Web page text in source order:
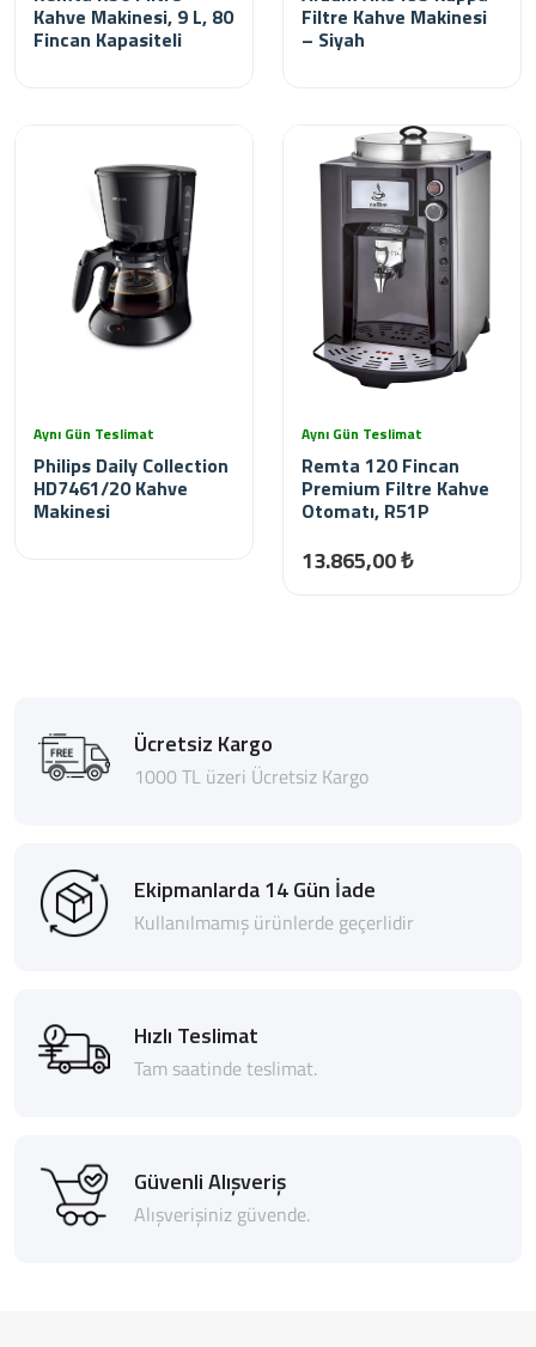
Kahve Makinesi, 9 L, 80
Fincan Kapasiteli
Filtre Kahve Makinesi
– Siyah
Aynı Gün Teslimat
Philips Daily Collection
HD7461/20 Kahve
Makinesi
Aynı Gün Teslimat
Remta 120 Fincan
Premium Filtre Kahve
Otomatı, R51P
13.865,00 ₺
Ücretsiz Kargo
1000 TL üzeri Ücretsiz Kargo
Ekipmanlarda 14 Gün İade
Kullanılmamış ürünlerde geçerlidir
Hızlı Teslimat
Tam saatinde teslimat.
Güvenli Alışveriş
Alışverişiniz güvende.